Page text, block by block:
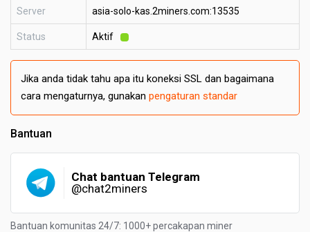
Server asia-solo-kas.2miners.com:13535
Status Aktif
Jika anda tidak tahu apa itu koneksi SSL dan bagaimana
cara mengaturnya, gunakan pengaturan standar
Bantuan
Chat bantuan Telegram
@chat2miners
Bantuan komunitas 24/7: 1000+ percakapan miner